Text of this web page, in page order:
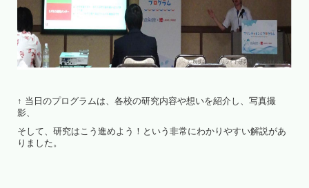
↑ 当日のプログラムは、各校の研究内容や想いを紹介し、写真撮
影、
そして、研究はこう進めよう！という非常にわかりやすい解説があ
りました。